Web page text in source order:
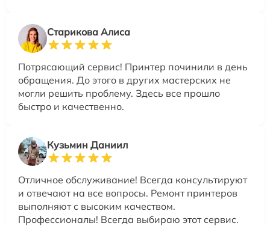
Старикова Алиса
Потрясающий сервис! Принтер починили в день
обращения. До этого в других мастерских не
могли решить проблему. Здесь все прошло
быстро и качественно.
Кузьмин Даниил
Отличное обслуживание! Всегда консультируют
и отвечают на все вопросы. Ремонт принтеров
выполняют с высоким качеством.
Профессионалы! Всегда выбираю этот сервис.